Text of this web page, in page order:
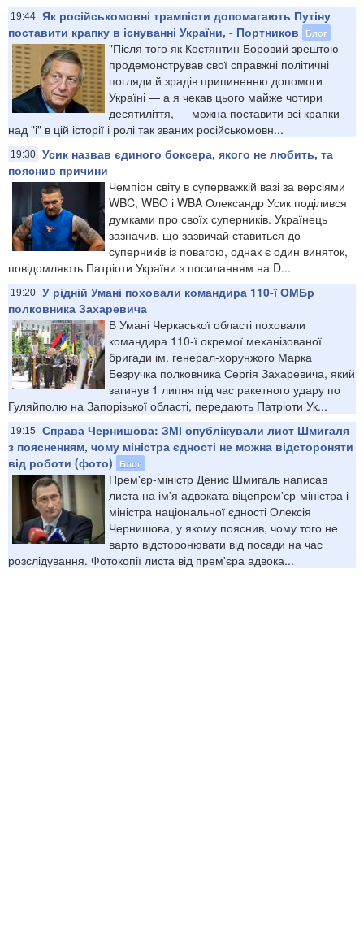
19:44 Як російськомовні трампісти допомагають Путіну
поставити крапку в існуванні України, - Портников
Блог
"Після того як Костянтин Боровий зрештою
продемонстрував свої справжні політичні
погляди й зрадів припиненню допомоги
Україні — а я чекав цього майже чотири
десятиліття, — можна поставити всі крапки
над "і" в цій історії і ролі так званих російськомовн...
19:30 Усик назвав єдиного боксера, якого не любить, та
пояснив причини
Чемпіон світу в суперважкій вазі за версіями
WBC, WBO і WBA Олександр Усик поділився
думками про своїх суперників. Українець
зазначив, що зазвичай ставиться до
суперників із повагою, однак є один виняток,
повідомляють Патріоти України з посиланням на D...
19:20 У рідній Умані поховали командира 110-ї ОМБр
полковника Захаревича
В Умані Черкаської області поховали
командира 110-ї окремої механізованої
бригади ім. генерал-хорунжого Марка
Безручка полковника Сергія Захаревича, який
загинув 1 липня під час ракетного удару по
Гуляйполю на Запорізької області, передають Патріоти Ук...
19:15
Справа Чернишова: ЗМІ опублікували лист Шмигаля
з поясненням, чому міністра єдності не можна відстороняти
від роботи (фото)
Блог
Прем'єр-міністр Денис Шмигаль написав
листа на ім'я адвоката віцепрем'єр-міністра і
міністра національної єдності Олексія
Чернишова, у якому пояснив, чому того не
варто відсторонювати від посади на час
розслідування. Фотокопії листа від прем'єра адвока...